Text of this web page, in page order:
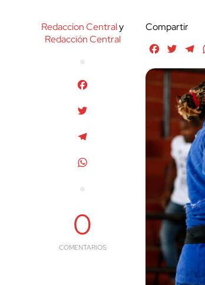
Redaccion Centraly
Redacción Central
0
COMENTARIOS
Compartir
Facebook